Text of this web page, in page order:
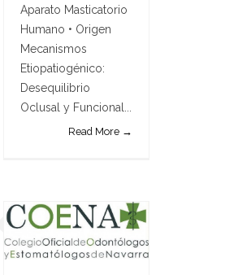
Aparato Masticatorio
Humano • Origen
Mecanismos
Etiopatiogénico:
Desequilibrio
Oclusal y Funcional...
Read More →